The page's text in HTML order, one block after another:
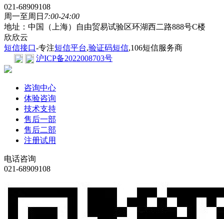
021-68909108
周一至周日 7:00-24:00
地址：中国（上海）自由贸易试验区环湖西二路888号C楼
欣欣云
短信接口-专注短信平台,验证码短信,106短信服务商
沪ICP备2022008703号
咨询中心
体验咨询
技术支持
售后一部
售后二部
注册试用
电话咨询
021-68909108